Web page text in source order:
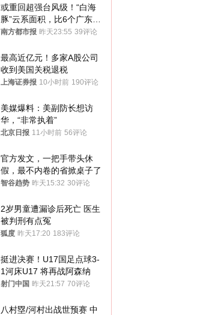
或重回超强台风级！“白海
豚”云系面积，比6个广东还
大！深圳官方：注意这件事
南方都市报 昨天23:55 39评论
最高近亿元！多家A股公司
收到美国关税退税
上海证券报 10小时前 190评论
美媒爆料：美副防长想访
华，“非常执着”
北京日报 11小时前 56评论
官方发文，一把手带头休
假，最不内卷的省掀桌子了
智谷趋势 昨天15:32 30评论
2岁男童遭漏诊后死亡 医生
被判刑有点冤
狐度 昨天17:20 183评论
挺进决赛！U17国足点球3-
1河床U17 将再战阿森纳
射门中国 昨天21:57 70评论
八村塁/河村出战世预赛 中